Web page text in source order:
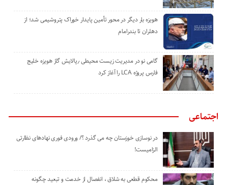
هویزه بار دیگر در محور تأمین پایدار خوراک پتروشیمی شد؛ از
دهلران تا بندرامام
گامی نو در مدیریت زیست ‌محیطی ٫پالایش گاز هویزه خلیج
‌فارس پروژه LCA را آغاز کرد
اجتماعی
در نوسازی خوزستان چه می گذرد ؟/ ورودی فوری نهادهای نظارتی
الزامیست!
محکوم قطعی به شلاق ، انفصال از خدمت و تبعید چگونه